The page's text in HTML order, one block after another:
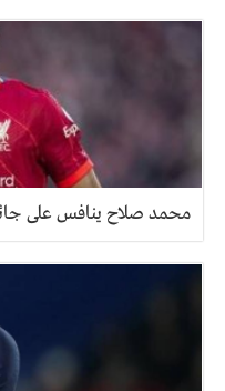
محمد صلاح ينافس على